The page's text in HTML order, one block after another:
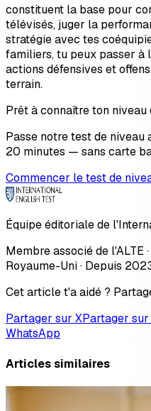
constituent la base pour
télévisés, juger la
stratégie avec tes
familiers, tu peux passer à
actions défensives et
terrain.
Prêt à connaître ton niveau
Passe notre test de niveau
20 minutes — sans carte
Commencer le test de
Équipe éditoriale de
Membre associé de l'ALTE
Royaume-Uni · Depuis
Cet article t'a aidé ?
Partager sur XPartager
WhatsApp
Articles similaires